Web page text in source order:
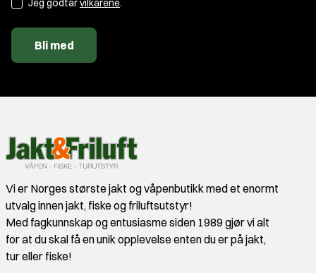
Jeg godtarvilkårene.
Bli med
Vi er Norges største jakt og våpenbutikk med et enormt
utvalg innen jakt, fiske og friluftsutstyr!
Med fagkunnskap og entusiasme siden 1989 gjør vi alt
for at du skal få en unik opplevelse enten du er på jakt,
tur eller fiske!